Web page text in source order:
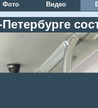
Фото Видео